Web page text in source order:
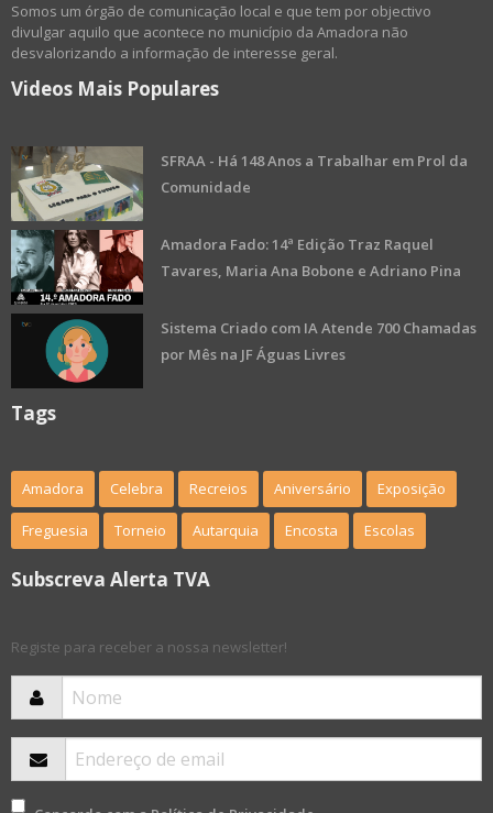
Somos um órgão de comunicação local e que tem por objectivo
divulgar aquilo que acontece no município da Amadora não
desvalorizando a informação de interesse geral.
Videos Mais Populares
SFRAA - Há 148 Anos a Trabalhar em Prol da
Comunidade
Amadora Fado: 14ª Edição Traz Raquel
Tavares, Maria Ana Bobone e Adriano Pina
Sistema Criado com IA Atende 700 Chamadas
por Mês na JF Águas Livres
Tags
Amadora Celebra Recreios Aniversário Exposição
Freguesia Torneio Autarquia Encosta Escolas
Subscreva Alerta TVA
Registe para receber a nossa newsletter!